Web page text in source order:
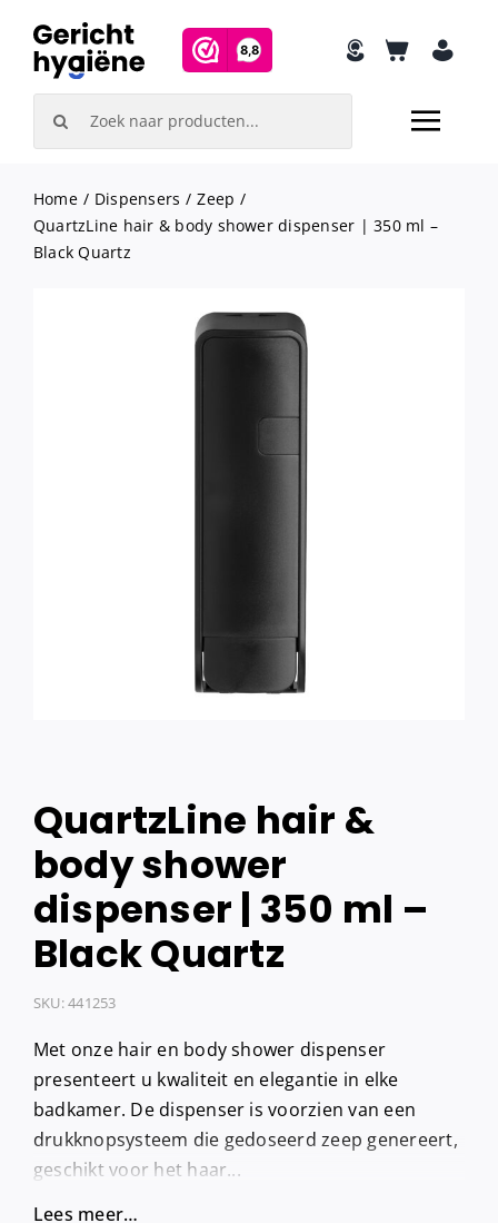
content
Home Dispensers
Zeep
QuartzLine hair & body shower dispenser | 350 ml –
Black Quartz
QuartzLine hair &
body shower
dispenser | 350 ml –
Black Quartz
SKU:441253
Met onze hair en body shower dispenser
presenteert u kwaliteit en elegantie in elke
badkamer. De dispenser is voorzien van een
drukknopsysteem die gedoseerd zeep genereert,
geschikt voor het haar...
Lees meer…